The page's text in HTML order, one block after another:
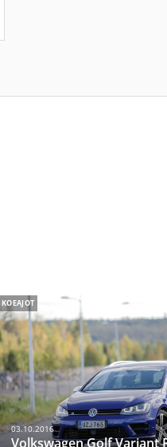
KOEAJOT
03.10.2016
Volkswagen Golf Variant